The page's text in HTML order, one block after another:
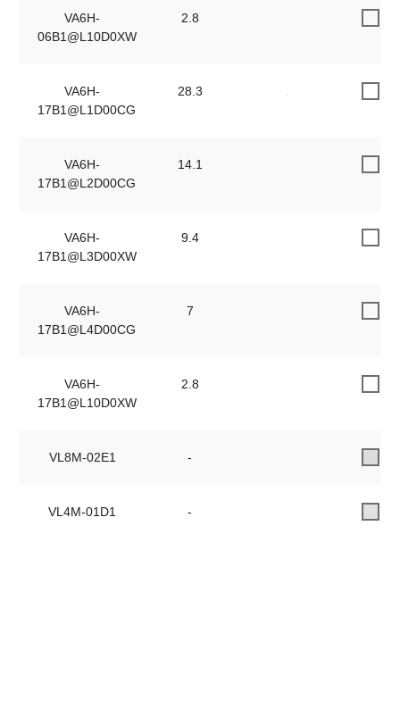
VA6H-
06B1@L10D0XW
2.8
VA6H-
17B1@L1D00CG
28.3 20.9
VA6H-
17B1@L2D00CG
14.1
VA6H-
17B1@L3D00XW
9.4
VA6H-
17B1@L4D00CG
7
VA6H-
17B1@L10D0XW
2.8
VL8M-02E1 -
VL4M-01D1 -